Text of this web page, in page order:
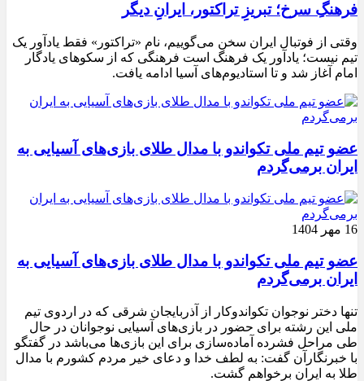
فرهنگِ سرخ؛ تبریزِ تراکتور، ایرانِ دیگر
وقتی از فوتبال ایران سخن می‌گوییم، نام «تراکتور» فقط یادآور یک
تیم نیست؛ یادآور یک فرهنگ است فرهنگی که از سکوهای یادگار
امام آغاز شد و تا استادیوم‌های آسیا ادامه یافت.
عضو تیم ملی تکواندو با مدال طلای بازی‌های آسیایی به
ایران برمی‌گردم
16 مهر 1404
عضو تیم ملی تکواندو با مدال طلای بازی‌های آسیایی به
ایران برمی‌گردم
تنها دختر نوجوان تکواندوکار از آذربایجان شرقی که در اردوی تیم
ملی این رشته برای حضور در بازی‌های آسیایی نوجوانان در حال
طی مراحل فشرده آماده‌سازی برای این بازی‌ها می‌باشد در گفتگو
با خبرنگارآن گفت: به لطف خدا و دعای خیر مردم کشورم با مدال
طلا به ایران برخواهم گشت.